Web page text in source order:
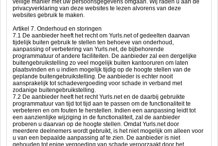
veilige manier met uw persoonsgegevens omgaan. Wij raden u aan de
privacyverklaring van deze websites te lezen alvorens van deze
websites gebruik te maken.
Artikel 7. Onderhoud en storingen
7.1 De aanbieder heeft het recht om Yurls.net of gedeelten daarvan
tijdelijk buiten gebruik te stellen ten behoeve van onderhoud,
aanpassing of verbetering van Yurls.net, de bijbehorende
programmatuur of andere faciliteiten. De aanbieder zal een dergelijke
buitengebruikstelling zo veel mogelijk buiten kantooruren om laten
plaatsvinden en u indien mogelijk tijdig op de hoogte stellen van de
geplande buitengebruikstelling. De aanbieder is echter nooit
aansprakelijk tot schadevergoeding voor schade in verband met
zodanige buitengebruikstelling.
7.2 De aanbieder heeft het recht Yurls.net en de daarbij gebruikte
programmatuur van tijd tot tijd aan te passen om de functionaliteit te
verbeteren en om fouten te herstellen. Indien een aanpassing leidt tot
een aanzienlijke wijziging in de functionaliteit, zal de aanbieder
proberen u daarvan op de hoogte stellen. Omdat Yurls.net door
meerdere deelnemers wordt gebruikt, is het niet mogelijk om alleen voor
u van een bepaalde aanpassing af te zien. De aanbieder is niet
gehouden tot enige vergoeding van schade veroorzaakt door het